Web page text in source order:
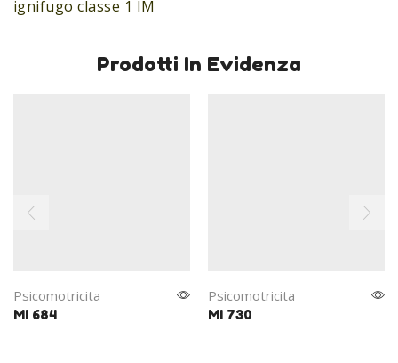
ignifugo classe 1 IM
Prodotti In Evidenza
Psicomotricita
MI 684
Psicomotricita
MI 730